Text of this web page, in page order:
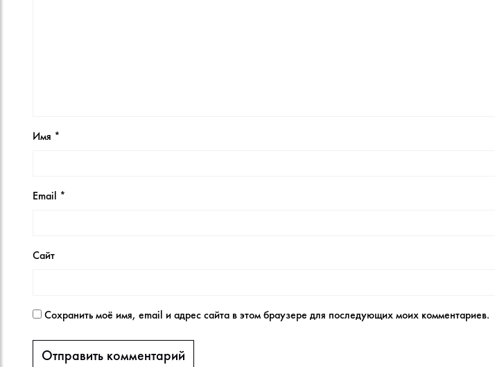
Имя *
Email *
Сайт
Сохранить моё имя, email и адрес сайта в этом браузере для последующих моих комментариев.